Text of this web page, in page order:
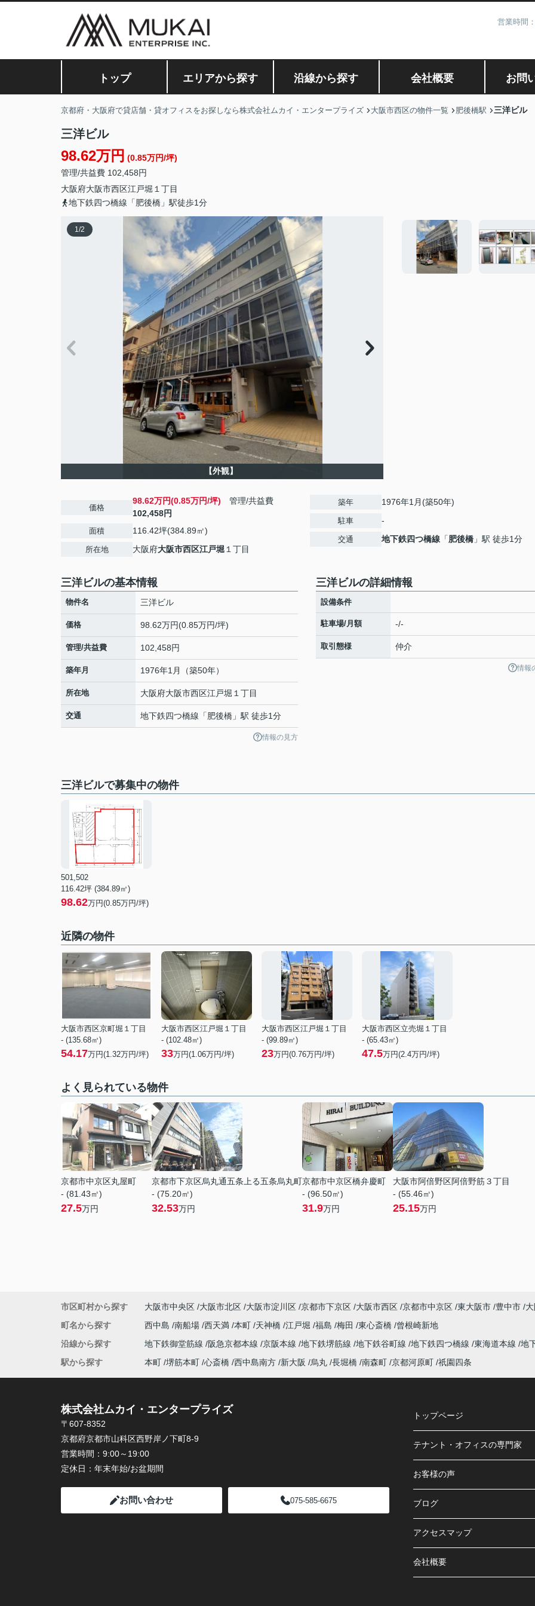
営業時間
トップ エリアから探す 沿線から探す 会社概要 お問
京都府・大阪府で貸店舗・貸オフィスをお探しなら株式会社ムカイ・エンタープライズ 大阪市西区の物件一覧 肥後橋駅 三洋ビル
三洋ビル
98.62万円 (0.85万円/坪)
管理/共益費 102,458円
大阪府大阪市西区江戸堀 １丁目
地下鉄四つ橋線「肥後橋」駅徒歩1分
1/2
【外観】
価格
98.62万円(0.85万円/坪) 管理/共益費
102,458円
面積 116.42坪(384.89㎡)
所在地 大阪府大阪市西区江戸堀 １丁目
築年 1976年1月(築50年)
駐車 -
交通 地下鉄四つ橋線 「肥後橋 」駅 徒歩1分
三洋ビルの基本情報
物件名 三洋ビル
価格 98.62万円(0.85万円/坪)
管理/共益費 102,458円
築年月 1976年1月（築50年）
所在地 大阪府大阪市西区江戸堀 １丁目
交通 地下鉄四つ橋線 「 肥後橋 」駅 徒歩1分
情報の見方
三洋ビルの詳細情報
設備条件
駐車場/月額 -/-
取引態様 仲介
情報
三洋ビルで募集中の物件
501,502
116.42坪 (384.89㎡)
98.62万円(0.85万円/坪)
近隣の物件
大阪市西区京町堀１丁目
- (135.68㎡)
54.17万円(1.32万円/坪)
大阪市西区江戸堀１丁目
- (102.48㎡)
33万円(1.06万円/坪)
大阪市西区江戸堀１丁目
- (99.89㎡)
23万円(0.76万円/坪)
大阪市西区立売堀１丁目
- (65.43㎡)
47.5万円(2.4万円/坪)
よく見られている物件
京都市中京区丸屋町
- (81.43㎡)
27.5万円
京都市下京区烏丸通五条上る五条烏丸町
- (75.20㎡)
32.53万円
京都市中京区橋弁慶町
- (96.50㎡)
31.9万円
大阪市阿倍野区阿倍野筋３丁目
- (55.46㎡)
25.15万円
市区町村から探す 大阪市中央区 大阪市北区 大阪市淀川区 京都市下京区 大阪市西区 京都市中京区 東大阪市 豊中市
町名から探す
西中島 南船場 西天満 本町 天神橋 江戸堀 福島 梅田 東心斎橋
曾根崎新地
沿線から探す
地下鉄御堂筋線 阪急京都本線 京阪本線 地下鉄堺筋線 地下鉄谷町線 地下鉄四つ橋線 東海道本線 地
駅から探す
本町 堺筋本町 心斎橋 西中島南方 新大阪 烏丸 長堀橋 南森町 京都河原町 祇園四条
株式会社ムカイ・エンタープライズ
〒607-8352
京都府京都市山科区西野岸ノ下町8-9
営業時間： 9:00～19:00
定休日： 年末年始/お盆期間
お問い合わせ 075-585-6675
トップページ
テナント・オフィスの専門家
お客様の声
ブログ
アクセスマップ
会社概要